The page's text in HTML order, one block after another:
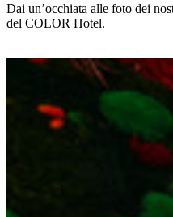
Dai un’occhiata alle foto dei
del COLOR Hotel.